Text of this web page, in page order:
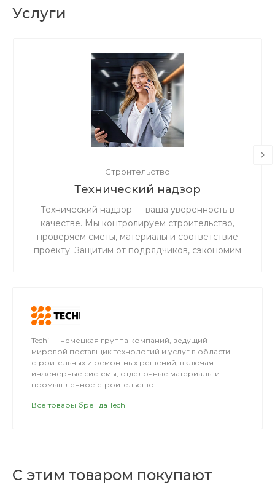
Услуги
Строительство
Технический надзор
Технический надзор — ваша уверенность в
качестве. Мы контролируем строительство,
проверяем сметы, материалы и соответствие
проекту. Защитим от подрядчиков, сэкономим
Techi — немецкая группа компаний, ведущий
мировой поставщик технологий и услуг в области
строительных и ремонтных решений, включая
инженерные системы, отделочные материалы и
промышленное строительство.
Все товары бренда Techi
С этим товаром покупают